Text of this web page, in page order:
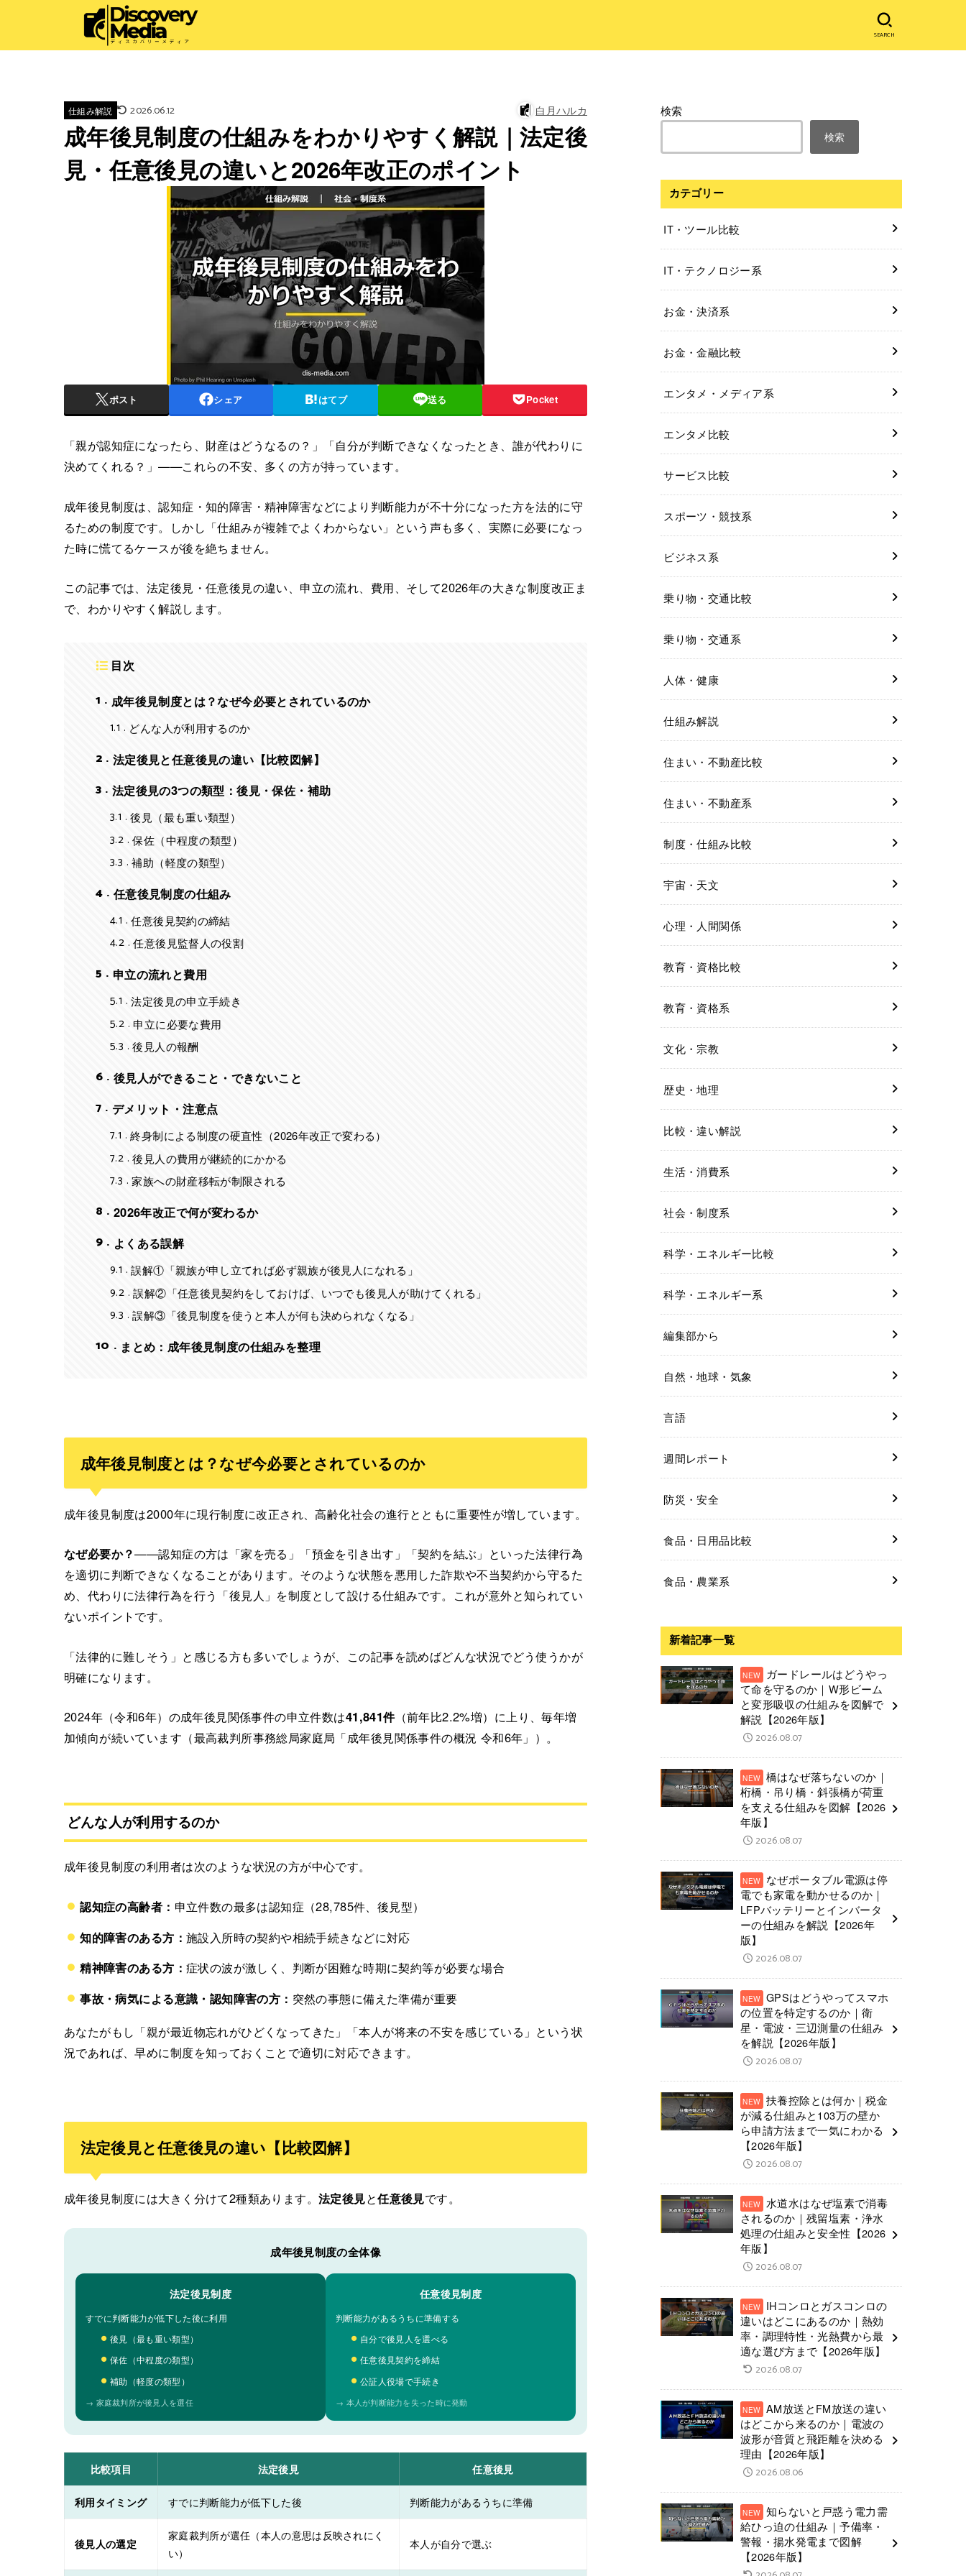
SEARCH
仕組み解説 2026.06.12 白月ハルカ
成年後見制度の仕組みをわかりやすく解説｜法定後
見・任意後見の違いと2026年改正のポイント
ポスト シェア はてブ 送る Pocket
「親が認知症になったら、財産はどうなるの？」「自分が判断できなくなったとき、誰が代わりに
決めてくれる？」——これらの不安、多くの方が持っています。
成年後見制度は、認知症・知的障害・精神障害などにより判断能力が不十分になった方を法的に守
るための制度です。しかし「仕組みが複雑でよくわからない」という声も多く、実際に必要になっ
た時に慌てるケースが後を絶ちません。
この記事では、法定後見・任意後見の違い、申立の流れ、費用、そして2026年の大きな制度改正ま
で、わかりやすく解説します。
目次
1
成年後見制度とは？なぜ今必要とされているのか
1.1
どんな人が利用するのか
2 法定後見と任意後見の違い【比較図解】
3
法定後見の3つの類型：後見・保佐・補助
3.1
後見（最も重い類型）
3.2 保佐（中程度の類型）
3.3 補助（軽度の類型）
4
任意後見制度の仕組み
4.1
任意後見契約の締結
4.2 任意後見監督人の役割
5
申立の流れと費用
5.1
法定後見の申立手続き
5.2 申立に必要な費用
5.3 後見人の報酬
6 後見人ができること・できないこと
7
デメリット・注意点
7.1
終身制による制度の硬直性（2026年改正で変わる）
7.2 後見人の費用が継続的にかかる
7.3 家族への財産移転が制限される
8 2026年改正で何が変わるか
9
よくある誤解
9.1
誤解①「親族が申し立てれば必ず親族が後見人になれる」
9.2 誤解②「任意後見契約をしておけば、いつでも後見人が助けてくれる」
9.3 誤解③「後見制度を使うと本人が何も決められなくなる」
10 まとめ：成年後見制度の仕組みを整理
成年後見制度とは？なぜ今必要とされているのか
成年後見制度は2000年に現行制度に改正され、高齢化社会の進行とともに重要性が増しています。
なぜ必要か？——認知症の方は「家を売る」「預金を引き出す」「契約を結ぶ」といった法律行為
を適切に判断できなくなることがあります。そのような状態を悪用した詐欺や不当契約から守るた
め、代わりに法律行為を行う「後見人」を制度として設ける仕組みです。これが意外と知られてい
ないポイントです。
「法律的に難しそう」と感じる方も多いでしょうが、この記事を読めばどんな状況でどう使うかが
明確になります。
2024年（令和6年）の成年後見関係事件の申立件数は41,841件（前年比2.2%増）に上り、毎年増
加傾向が続いています（最高裁判所事務総局家庭局「成年後見関係事件の概況 令和6年」）。
どんな人が利用するのか
成年後見制度の利用者は次のような状況の方が中心です。
認知症の高齢者： 申立件数の最多は認知症（28,785件、後見型）
知的障害のある方： 施設入所時の契約や相続手続きなどに対応
精神障害のある方： 症状の波が激しく、判断が困難な時期に契約等が必要な場合
事故・病気による意識・認知障害の方： 突然の事態に備えた準備が重要
あなたがもし「親が最近物忘れがひどくなってきた」「本人が将来の不安を感じている」という状
況であれば、早めに制度を知っておくことで適切に対応できます。
法定後見と任意後見の違い【比較図解】
成年後見制度には大きく分けて2種類あります。法定後見と任意後見です。
成年後見制度の全体像
法定後見制度
すでに判断能力が低下した後に利用
後見（最も重い類型）
保佐（中程度の類型）
補助（軽度の類型）
→ 家庭裁判所が後見人を選任
任意後見制度
判断能力があるうちに準備する
自分で後見人を選べる
任意後見契約を締結
公証人役場で手続き
→ 本人が判断能力を失った時に発動
比較項目 法定後見 任意後見
利用タイミング すでに判断能力が低下した後 判断能力があるうちに準備
後見人の選定
家庭裁判所が選任（本人の意思は反映されにく
い）
本人が自分で選ぶ
検索
検索
カテゴリー
IT・ツール比較
IT・テクノロジー系
お金・決済系
お金・金融比較
エンタメ・メディア系
エンタメ比較
サービス比較
スポーツ・競技系
ビジネス系
乗り物・交通比較
乗り物・交通系
人体・健康
仕組み解説
住まい・不動産比較
住まい・不動産系
制度・仕組み比較
宇宙・天文
心理・人間関係
教育・資格比較
教育・資格系
文化・宗教
歴史・地理
比較・違い解説
生活・消費系
社会・制度系
科学・エネルギー比較
科学・エネルギー系
編集部から
自然・地球・気象
言語
週間レポート
防災・安全
食品・日用品比較
食品・農業系
新着記事一覧
ガードレールはどうやっ
て命を守るのか｜W形ビーム
と変形吸収の仕組みを図解で
解説【2026年版】
2026.08.07
橋はなぜ落ちないのか｜
桁橋・吊り橋・斜張橋が荷重
を支える仕組みを図解【2026
年版】
2026.08.07
なぜポータブル電源は停
電でも家電を動かせるのか｜
LFPバッテリーとインバータ
ーの仕組みを解説【2026年
版】
2026.08.07
GPSはどうやってスマホ
の位置を特定するのか｜衛
星・電波・三辺測量の仕組み
を解説【2026年版】
2026.08.07
扶養控除とは何か｜税金
が減る仕組みと103万の壁か
ら申請方法まで一気にわかる
【2026年版】
2026.08.07
水道水はなぜ塩素で消毒
されるのか｜残留塩素・浄水
処理の仕組みと安全性【2026
年版】
2026.08.07
IHコンロとガスコンロの
違いはどこにあるのか｜熱効
率・調理特性・光熱費から最
適な選び方まで【2026年版】
2026.08.07
AM放送とFM放送の違い
はどこから来るのか｜電波の
波形が音質と飛距離を決める
理由【2026年版】
2026.08.06
知らないと戸惑う電力需
給ひっ迫の仕組み｜予備率・
警報・揚水発電まで図解
【2026年版】